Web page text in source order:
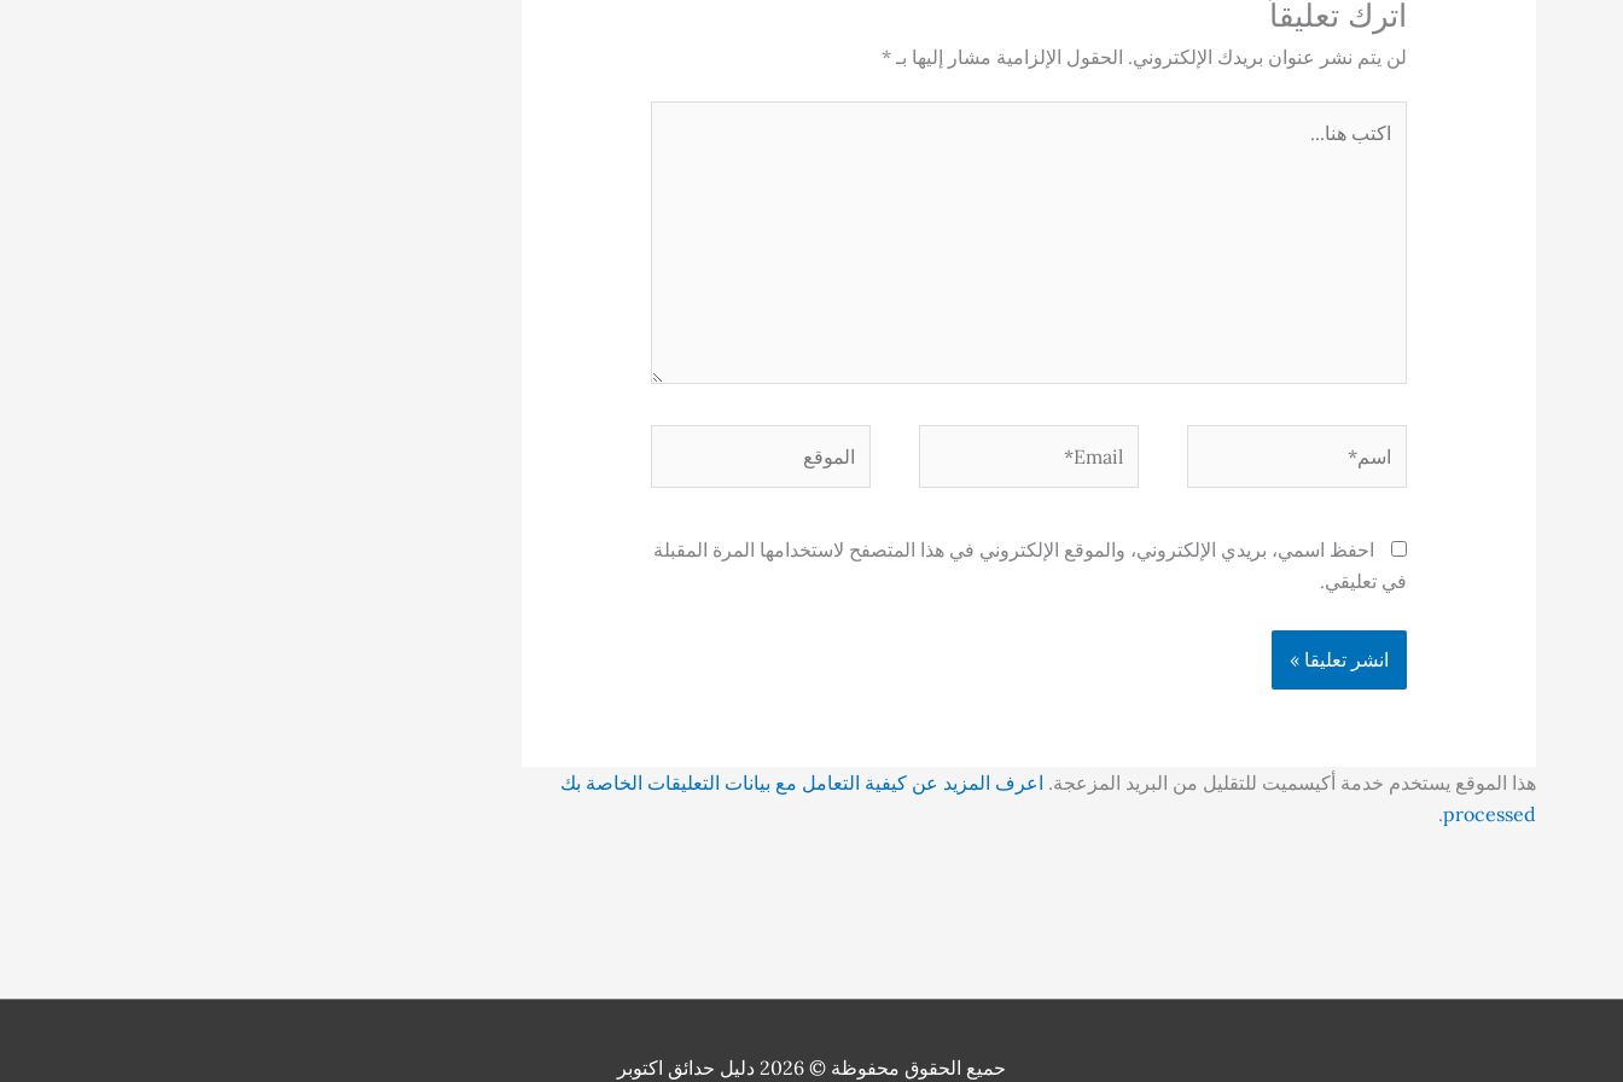
اترك تعليقاً
لن يتم نشر عنوان بريدك الإلكتروني. الحقول الإلزامية مشار إليها بـ *
هنا...
احفظ اسمي، بريدي الإلكتروني، والموقع الإلكتروني في هذا المتصفح لاستخدامها المرة المقبلة
في تعليقي.
هذا الموقع يستخدم خدمة أكيسميت للتقليل من البريد المزعجة. اعرف المزيد عن كيفية التعامل مع بيانات التعليقات الخاصة بك
processed
.
حميع الحقوق محفوظة © 2026 دليل حدائق اكتوبر